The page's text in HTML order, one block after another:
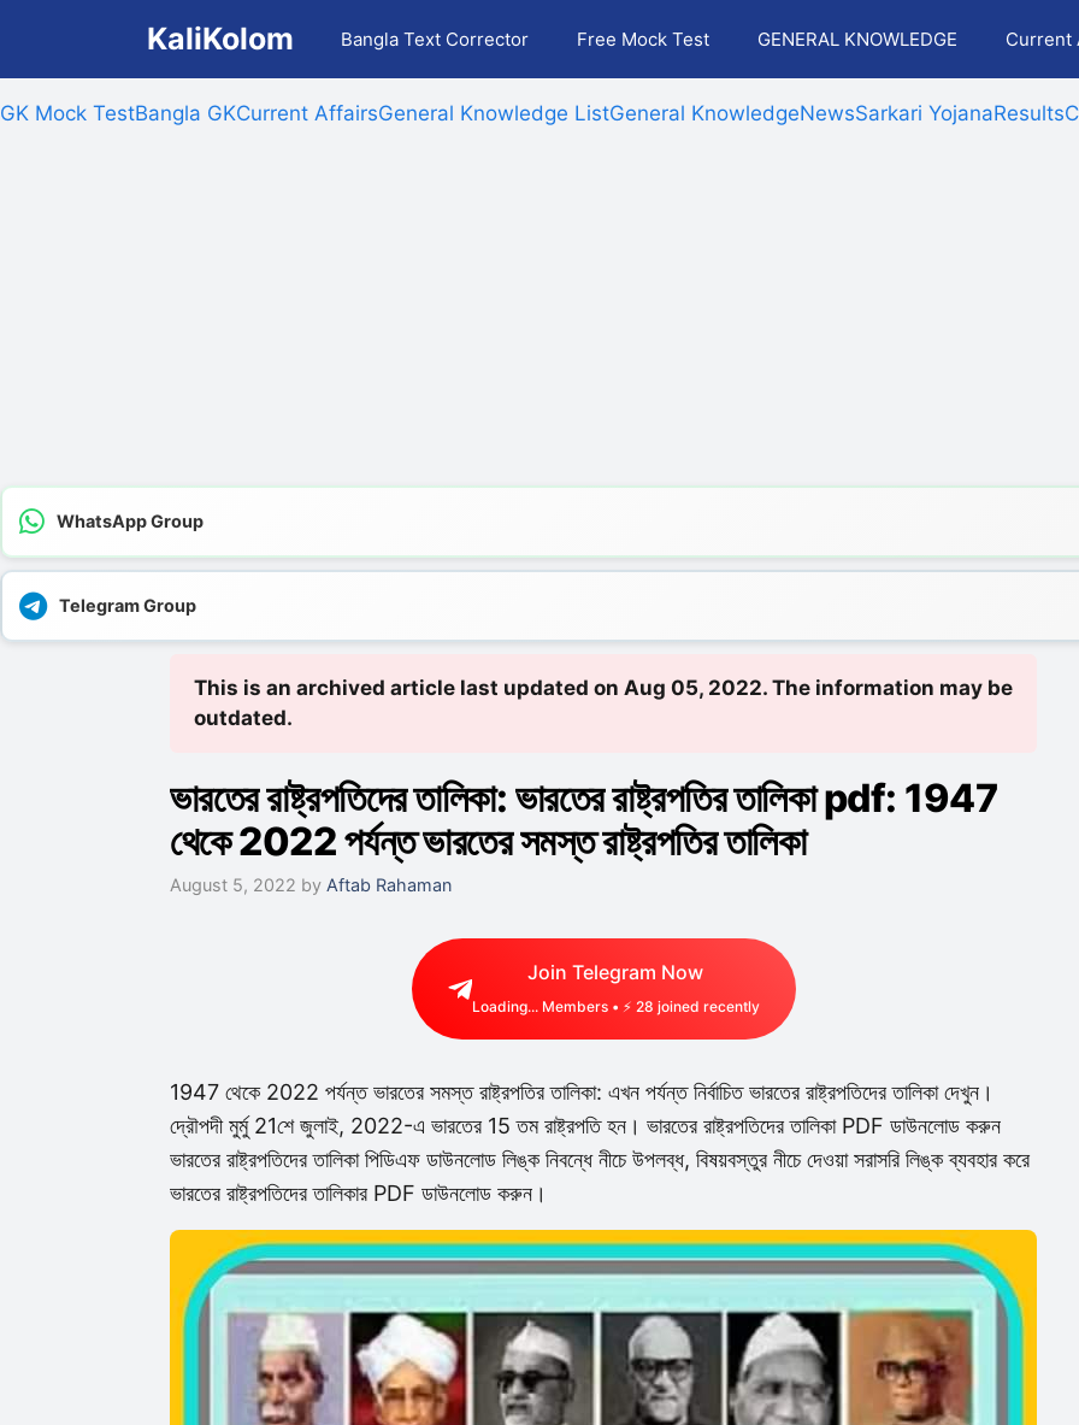
content
KaliKolom Bangla Text Corrector Free Mock Test GENERAL KNOWLEDGE Current
GK Mock TestBangla GKCurrent AffairsGeneral Knowledge ListGeneral KnowledgeNewsSarkari YojanaResults
WhatsApp Group
Telegram Group
This is an archived article last updated on Aug 05, 2022. The information may be
outdated.
ভারতের রাষ্ট্রপতিদের তালিকা: ভারতের রাষ্ট্রপতির তালিকা pdf: 1947
থেকে 2022 পর্যন্ত ভারতের সমস্ত রাষ্ট্রপতির তালিকা
August 5, 2022 by Aftab Rahaman
Join Telegram Now
Loading...Members • ⚡ 28 joined recently
1947 থেকে 2022 পর্যন্ত ভারতের সমস্ত রাষ্ট্রপতির তালিকা: এখন পর্যন্ত নির্বাচিত ভারতের রাষ্ট্রপতিদের তালিকা দেখুন।
দ্রৌপদী মুর্মু 21শে জুলাই, 2022-এ ভারতের 15 তম রাষ্ট্রপতি হন। ভারতের রাষ্ট্রপতিদের তালিকা PDF ডাউনলোড করুন
ভারতের রাষ্ট্রপতিদের তালিকা পিডিএফ ডাউনলোড লিঙ্ক নিবন্ধে নীচে উপলব্ধ, বিষয়বস্তুর নীচে দেওয়া সরাসরি লিঙ্ক ব্যবহার করে
ভারতের রাষ্ট্রপতিদের তালিকার PDF ডাউনলোড করুন।